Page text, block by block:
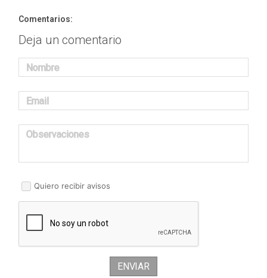
Comentarios:
Deja un comentario
Nombre
Email
Observaciones
Quiero recibir avisos
ENVIAR